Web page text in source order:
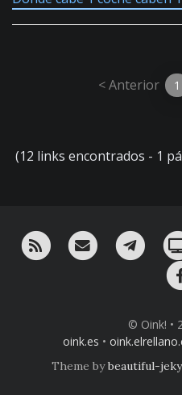
< Anterior 1
(12 links encontrados - 1
RSS ¡Mándame un
© Oink! •
oink.es •
Theme bybeautiful-